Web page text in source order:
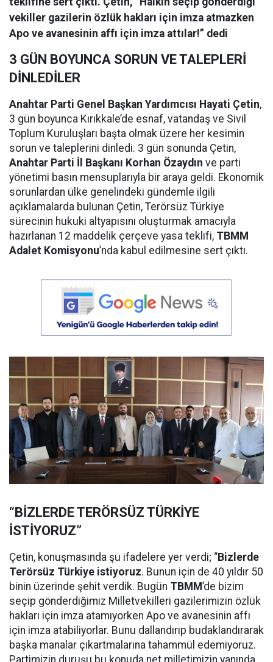
vekiller gazilerin özlük hakları için imza atmazken
Apo ve avanesinin affı için imza attılar!” dedi
3 GÜN BOYUNCA SORUN VE TALEPLERİ
DİNLEDİLER
Anahtar Parti Genel Başkan Yardımcısı Hayati Çetin,
3 gün boyunca Kırıkkale’de esnaf, vatandaş ve Sivil
Toplum Kuruluşları başta olmak üzere her kesimin
sorun ve taleplerini dinledi. 3 gün sonunda Çetin,
Anahtar Parti İl Başkanı Korhan Özaydın ve parti
yönetimi basın mensuplarıyla bir araya geldi. Ekonomik
sorunlardan ülke genelindeki gündemle ilgili
açıklamalarda bulunan Çetin, Terörsüz Türkiye
sürecinin hukuki altyapısını oluşturmak amacıyla
hazırlanan 12 maddelik çerçeve yasa teklifi, TBMM
Adalet Komisyonu’nda kabul edilmesine sert çıktı.
“BİZLERDE TERÖRSÜZ TÜRKİYE
İSTİYORUZ”
Çetin, konuşmasında şu ifadelere yer verdi; “Bizlerde
Terörsüz Türkiye istiyoruz. Bunun için de 40 yıldır 50
binin üzerinde şehit verdik. Bugün TBMM’de bizim
seçip gönderdiğimiz Milletvekilleri gazilerimizin özlük
hakları için imza atamıyorken Apo ve avanesinin affı
için imza atabiliyorlar. Bunu dallandırıp budaklandırarak
başka manalar çıkartmalarına tahammül edemiyoruz.